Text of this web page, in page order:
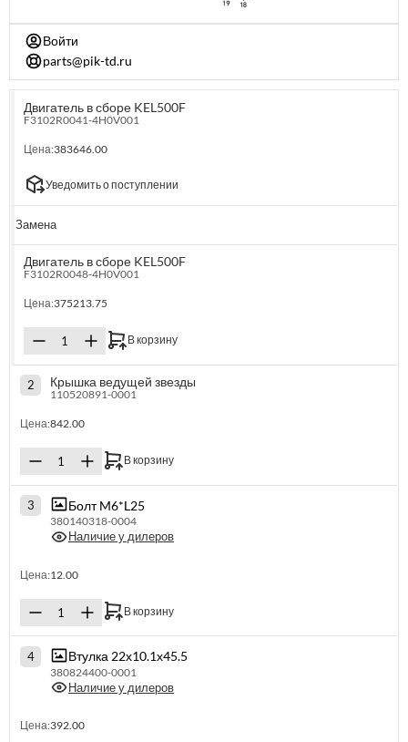
Войти
parts@pik-td.ru
Двигатель в сборе KEL500F
F3102R0041-4H0V001
Цена:383646.00
Уведомить о поступлении
Замена
Двигатель в сборе KEL500F
F3102R0048-4H0V001
Цена:375213.75
В корзину
2 Крышка ведущей звезды
110520891-0001
Цена:842.00
В корзину
3 Болт M6*L25
380140318-0004
Наличие у дилеров
Цена:12.00
В корзину
4 Втулка 22х10.1х45.5
380824400-0001
Наличие у дилеров
Цена:392.00